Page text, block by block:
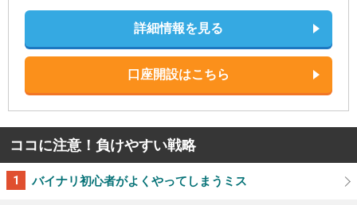
詳細情報を見る
口座開設はこちら
ココに注意！負けやすい戦略
バイナリ初心者がよくやってしまうミス